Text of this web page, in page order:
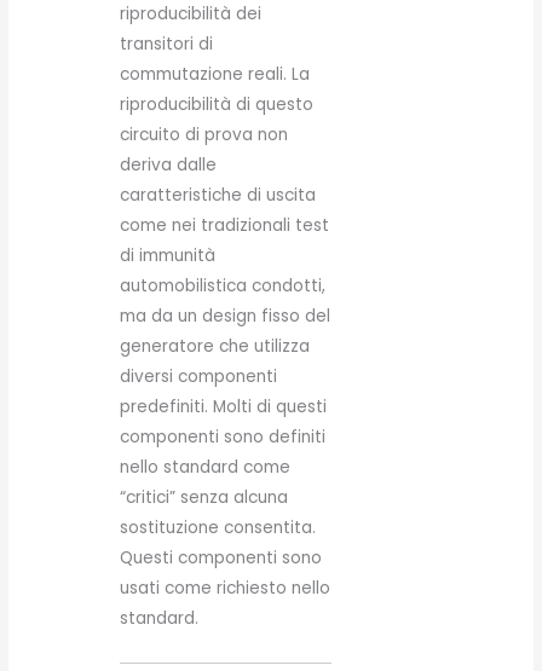
riproducibilità dei
transitori di
commutazione reali. La
riproducibilità di questo
circuito di prova non
deriva dalle
caratteristiche di uscita
come nei tradizionali test
di immunità
automobilistica condotti,
ma da un design fisso del
generatore che utilizza
diversi componenti
predefiniti. Molti di questi
componenti sono definiti
nello standard come
“critici” senza alcuna
sostituzione consentita.
Questi componenti sono
usati come richiesto nello
standard.